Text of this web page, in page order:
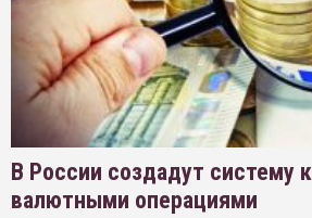
В России создадут систему
валютными операциями